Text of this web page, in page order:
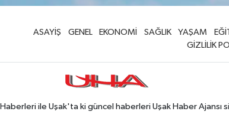
ASAYİŞ GENEL EKONOMİ SAĞLIK YAŞAM
GİZLİLİK
ile Uşak'ta ki güncel haberleri Uşak Haber